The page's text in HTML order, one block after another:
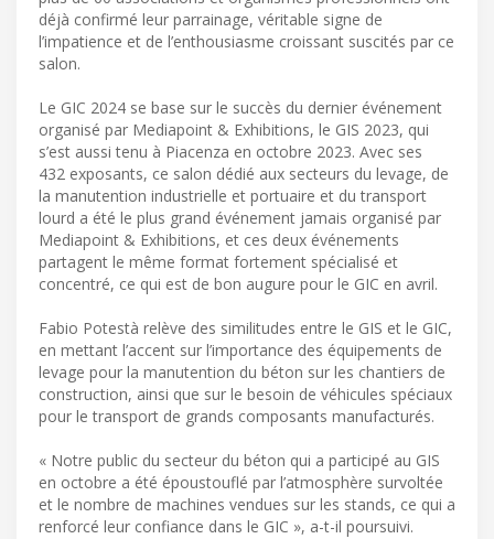
déjà confirmé leur parrainage, véritable signe de
l’impatience et de l’enthousiasme croissant suscités par ce
salon.
Le GIC 2024 se base sur le succès du dernier événement
organisé par Mediapoint & Exhibitions, le GIS 2023, qui
s’est aussi tenu à Piacenza en octobre 2023. Avec ses
432 exposants, ce salon dédié aux secteurs du levage, de
la manutention industrielle et portuaire et du transport
lourd a été le plus grand événement jamais organisé par
Mediapoint & Exhibitions, et ces deux événements
partagent le même format fortement spécialisé et
concentré, ce qui est de bon augure pour le GIC en avril.
Fabio Potestà relève des similitudes entre le GIS et le GIC,
en mettant l’accent sur l’importance des équipements de
levage pour la manutention du béton sur les chantiers de
construction, ainsi que sur le besoin de véhicules spéciaux
pour le transport de grands composants manufacturés.
« Notre public du secteur du béton qui a participé au GIS
en octobre a été époustouflé par l’atmosphère survoltée
et le nombre de machines vendues sur les stands, ce qui a
renforcé leur confiance dans le GIC », a-t-il poursuivi.